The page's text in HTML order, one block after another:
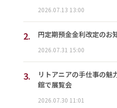
2026.07.13 13:00
2. 円定期預金金利改定のお
2026.07.31 15:00
3.
リトアニアの手仕事の
館で展覧会
2026.07.30 11:01